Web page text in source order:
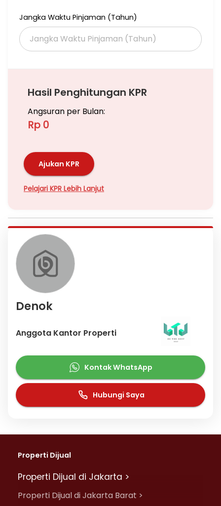
Jangka Waktu Pinjaman (Tahun)
Hasil Penghitungan KPR
Angsuran per Bulan:
Rp 0
Ajukan KPR
Pelajari KPR Lebih Lanjut
Denok
Anggota Kantor Properti
Kontak WhatsApp
Hubungi Saya
Properti Dijual
Properti Dijual di Jakarta >
Properti Dijual di Jakarta Barat >